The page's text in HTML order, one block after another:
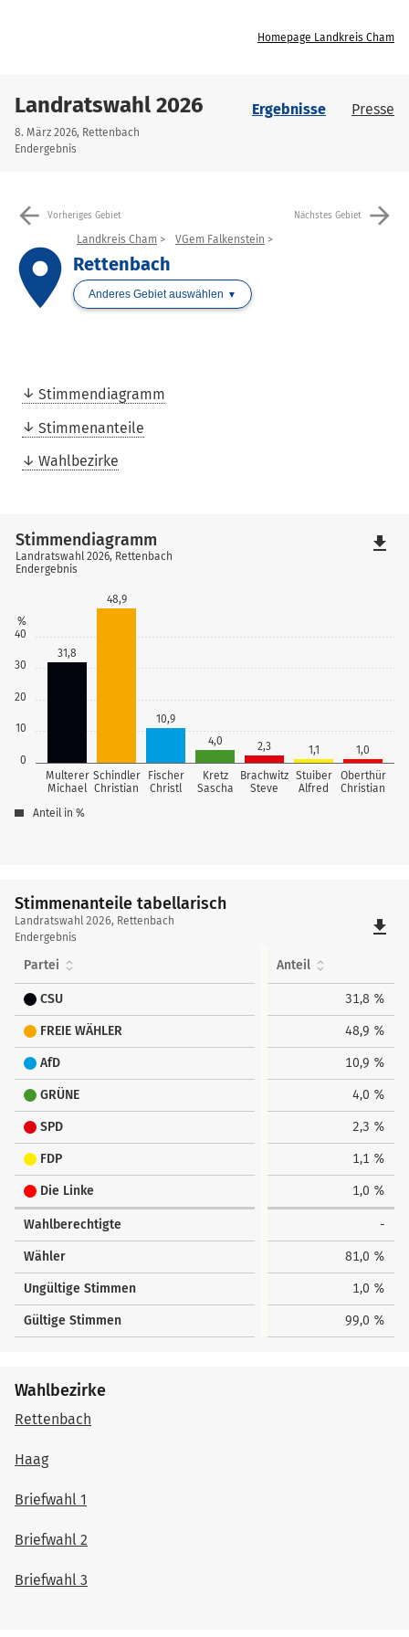
Homepage Landkreis Cham
Landratswahl 2026
8. März 2026, Rettenbach
Endergebnis
Ergebnisse Presse
arrow_back Vorheriges Gebiet Nächstes Gebiet arrow_forward
place
Landkreis Cham VGem Falkenstein
Rettenbach
Anderes Gebiet auswählen
Stimmendiagramm
Stimmenanteile
Wahlbezirke
0
10
20
30
40
%
Multerer
Michael
Schindler
Christian
Fischer
Christl
Kretz
Sascha
Brachwitz
Steve
Stuiber
Alfred
Oberthür
Christian
31,8
48,9
10,9
4,0
2,3 1,1 1,0
Stimmendiagramm
Landratswahl 2026, Rettenbach
Endergebnis
Anteil in %
file_download
Stimmenanteile tabellarisch
Stimmenanteile
tabellarisch
Landratswahl 2026, Rettenbach
Endergebnis
file_download
Partei Anteil
CSU 31,8 %
FREIE WÄHLER 48,9 %
AfD 10,9 %
GRÜNE 4,0 %
SPD 2,3 %
FDP 1,1 %
Die Linke 1,0 %
Wahlberechtigte -
Wähler 81,0 %
Ungültige Stimmen 1,0 %
Gültige Stimmen 99,0 %
Wahlbezirke
Rettenbach
Haag
Briefwahl 1
Briefwahl 2
Briefwahl 3